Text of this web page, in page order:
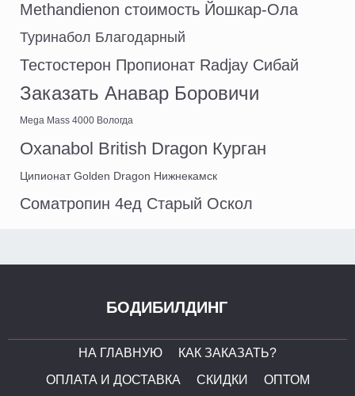
Methandienon стоимость Йошкар-Ола
Туринабол Благодарный
Тестостерон Пропионат Radjay Сибай
Заказать Анавар Боровичи
Mega Mass 4000 Вологда
Oxanabol British Dragon Курган
Ципионат Golden Dragon Нижнекамск
Cоматропин 4ед Старый Оскол
БОДИБИЛДИНГ
НА ГЛАВНУЮ
КАК ЗАКАЗАТЬ?
ОПЛАТА И ДОСТАВКА
СКИДКИ ОПТОМ